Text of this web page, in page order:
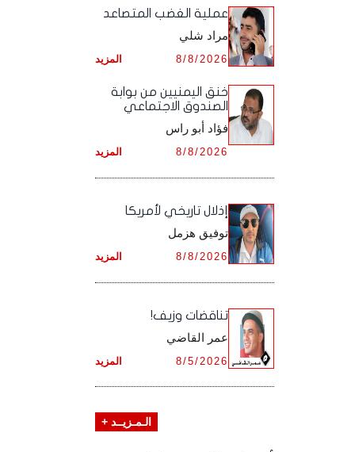
أرشيف شهر نـوفـمـبـر ,
أرشيف شهر ديـسـمـبـر ,
أرشيف شهر أكـتـوبـر ,
أرشيف شهر نـوفـمـبـر ,
أرشيف شهر ديـسـمـبـر ,
أرشيف شهر سـبـتـمـبـر ,
أرشيف شهر أكـتـوبـر ,
أرشيف شهر نـوفـمـبـر ,
أرشيف شهر ديـسـمـبـر ,
‏عملية الغضب المتصاعد
مراد شلي
المزيد 8/8/2026
خنق اليمنيين من بوابة
الصندوق الاجتماعي
فؤاد أبو راس
المزيد 8/8/2026
إذلال تاريخي لأمريكا
توفيق هزمل
المزيد 8/8/2026
تناقضات وزيف!
عمر القاضي
المزيد 8/5/2026
الـمـزيــد +